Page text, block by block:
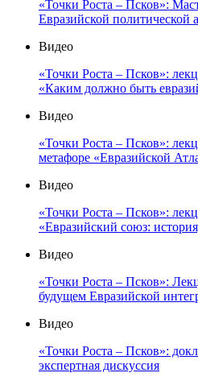
«Точки Роста – Псков»:
Евразийской политической
Видео
«Точки Роста – Псков»:
«Каким должно быть
Видео
«Точки Роста – Псков»:
метафоре «Евразийской
Видео
«Точки Роста – Псков»:
«Евразийский союз:
Видео
«Точки Роста – Псков»:
будущем Евразийской
Видео
«Точки Роста – Псков»:
экспертная дискуссия